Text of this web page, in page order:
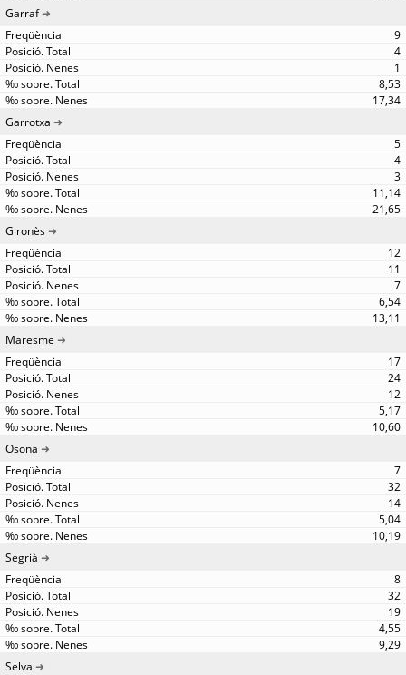
Garraf
9
4
1
8,53
17,34
Garrotxa
5
4
3
11,14
21,65
Gironès
12
11
7
6,54
13,11
Maresme
17
24
12
5,17
10,60
Osona
7
32
14
5,04
10,19
Segrià
8
32
19
4,55
9,29
Selva